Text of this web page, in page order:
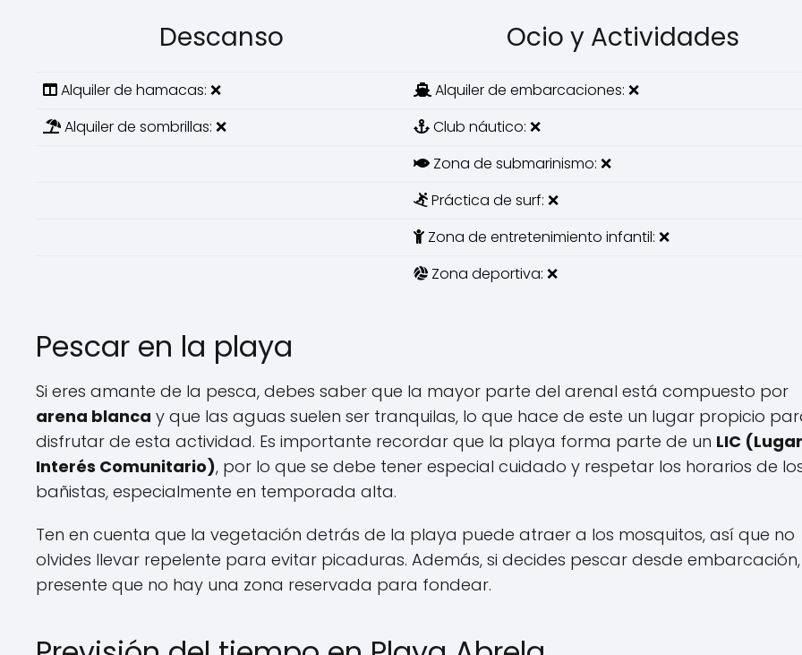
Descanso Ocio y Actividades
Alquiler de hamacas: ❌
Alquiler de embarcaciones: ❌
Alquiler de sombrillas: ❌
Club náutico: ❌
Zona de submarinismo: ❌
Práctica de surf: ❌
Zona de entretenimiento infantil: ❌
Zona deportiva: ❌
Pescar en la playa
Si eres amante de la pesca, debes saber que la mayor parte del arenal está compuesto por
arena blanca y que las aguas suelen ser tranquilas, lo que hace de este un lugar propicio
disfrutar de esta actividad. Es importante recordar que la playa forma parte de un LIC
Interés Comunitario), por lo que se debe tener especial cuidado y respetar los horarios de
bañistas, especialmente en temporada alta.
Ten en cuenta que la vegetación detrás de la playa puede atraer a los mosquitos, así que no
olvides llevar repelente para evitar picaduras. Además, si decides pescar desde
presente que no hay una zona reservada para fondear.